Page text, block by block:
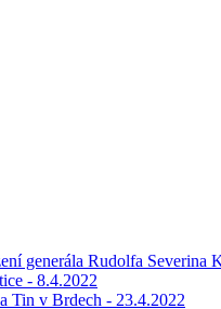
generála Rudolfa Severina
- 8.4.2022
Tin v Brdech - 23.4.2022